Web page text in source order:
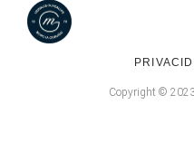
Copyright ©